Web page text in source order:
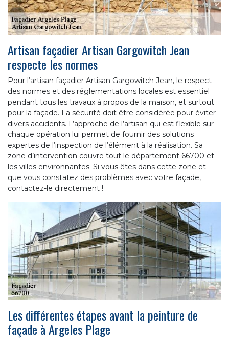
Artisan façadier Artisan Gargowitch Jean
respecte les normes
Pour l’artisan façadier Artisan Gargowitch Jean, le respect
des normes et des réglementations locales est essentiel
pendant tous les travaux à propos de la maison, et surtout
pour la façade. La sécurité doit être considérée pour éviter
divers accidents. L’approche de l’artisan qui est flexible sur
chaque opération lui permet de fournir des solutions
expertes de l’inspection de l’élément à la réalisation. Sa
zone d’intervention couvre tout le département 66700 et
les villes environnantes. Si vous êtes dans cette zone et
que vous constatez des problèmes avec votre façade,
contactez-le directement !
Les différentes étapes avant la peinture de
façade à Argeles Plage